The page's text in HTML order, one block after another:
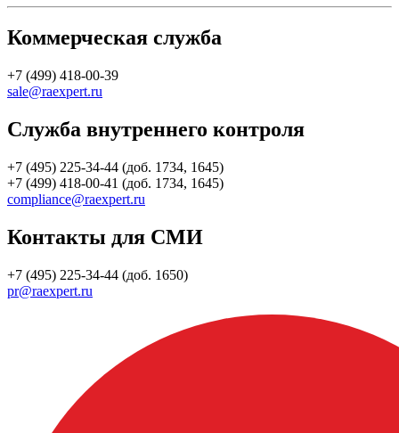
Коммерческая служба
+7 (499) 418-00-39
sale@raexpert.ru
Служба внутреннего контроля
+7 (495) 225-34-44 (доб. 1734, 1645)
+7 (499) 418-00-41 (доб. 1734, 1645)
compliance@raexpert.ru
Контакты для СМИ
+7 (495) 225-34-44 (доб. 1650)
pr@raexpert.ru